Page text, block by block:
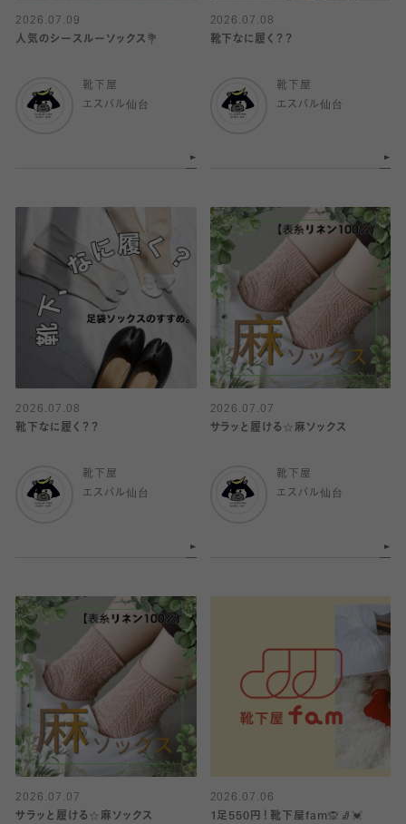
2026.07.09
人気のシースルーソックス💐
靴下屋
エスパル仙台
2026.07.08
靴下なに履く？？
靴下屋
エスパル仙台
2026.07.08
靴下なに履く？？
靴下屋
エスパル仙台
2026.07.07
サラッと履ける☆麻ソックス
靴下屋
エスパル仙台
2026.07.07
サラッと履ける☆麻ソックス
2026.07.06
1足550円！靴下屋fam🙊🧦💓